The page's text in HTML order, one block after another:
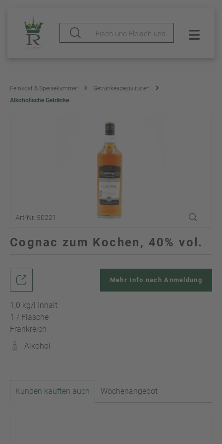
Feinkost & Speisekammer
Getränkespezialitäten
Alkoholische Getränke
Art-Nr. 50221
Cognac zum Kochen, 40% vol.
1,0 kg/l Inhalt
1 / Flasche
Frankreich
Alkohol
Mehr Info nach Anmeldung
Kunden kauften auch Wochenangebot